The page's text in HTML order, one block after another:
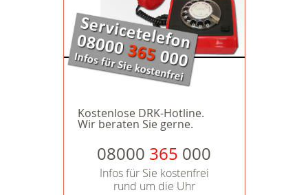
Kostenlose DRK-Hotline.
Wir beraten Sie gerne.
08000 365 000
Infos für Sie kostenfrei
rund um die Uhr